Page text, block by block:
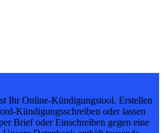
Ihr Online-Kündigungstool. Erstellen
Kündigungsschreiben oder lassen
Brief oder Einschreiben gegen eine